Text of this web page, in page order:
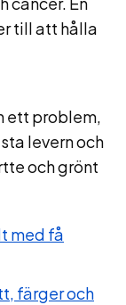
till att hålla
ett problem,
levern och
och grönt
med få
färger och